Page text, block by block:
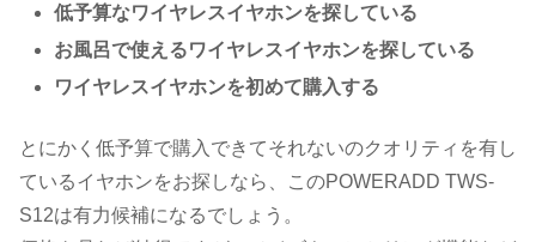
低予算なワイヤレスイヤホンを探している
お風呂で使えるワイヤレスイヤホンを探している
ワイヤレスイヤホンを初めて購入する
とにかく低予算で購入できてそれないのクオリティを有し
ているイヤホンをお探しなら、このPOWERADD TWS-
S12は有力候補になるでしょう。